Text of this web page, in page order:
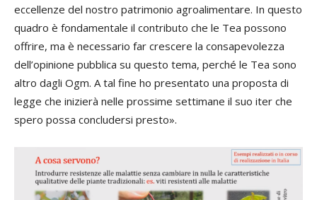
eccellenze del nostro patrimonio agroalimentare. In questo
quadro è fondamentale il contributo che le Tea possono
offrire, ma è necessario far crescere la consapevolezza
dell’opinione pubblica su questo tema, perché le Tea sono
altro dagli Ogm. A tal fine ho presentato una proposta di
legge che inizierà nelle prossime settimane il suo iter che
spero possa concludersi presto».